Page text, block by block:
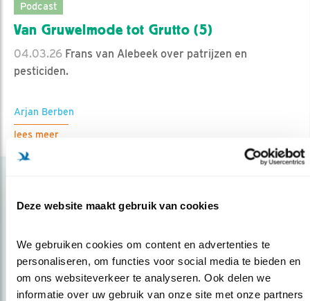
Deze website maakt gebruik van cookies
We gebruiken cookies om content en advertenties te
personaliseren, om functies voor social media te bieden en
om ons websiteverkeer te analyseren. Ook delen we
informatie over uw gebruik van onze site met onze partners
Podcast
Van Gruwelmode tot Grutto (5)
04.03.26 Frans van Alebeek over patrijzen en
pesticiden.
Arjan Berben
lees meer
Op de hoogte blijven?